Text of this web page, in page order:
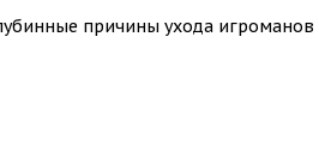
причины ухода